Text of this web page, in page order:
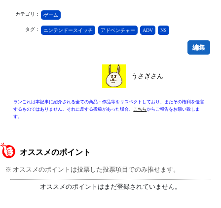
カテゴリ： ゲーム
タグ： ニンテンドースイッチ アドベンチャー ADV NS
編集
うさぎさん
ランこれは本記事に紹介される全ての商品・作品等をリスペクトしており、またその権利を侵害
するものではありません。それに反する投稿があった場合、 こちらからご報告をお願い致しま
す。
オススメのポイント
※ オススメのポイントは投票した投票項目でのみ推せます。
オススメのポイントはまだ登録されていません。